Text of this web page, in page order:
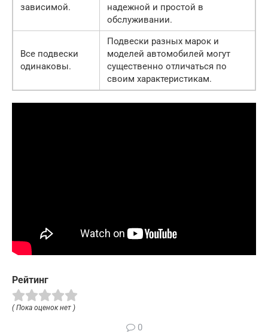
зависимой.
надежной и простой в
обслуживании.
Все подвески
одинаковы.
Подвески разных марок и
моделей автомобилей могут
существенно отличаться по
своим характеристикам.
Рейтинг
( Пока оценок нет )
0